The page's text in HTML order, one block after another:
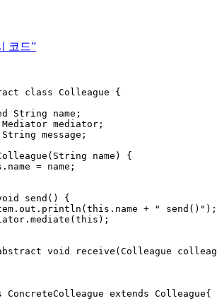
코드”
class Colleague {
String name ;
Mediator mediator ;
String message ;
( String name )
{
. name = name;
send ()
{
. out . println (this . name + " send() " ) ;
. mediate (this ) ;
void receive (Colleague
ConcreteColleague extends Colleague{